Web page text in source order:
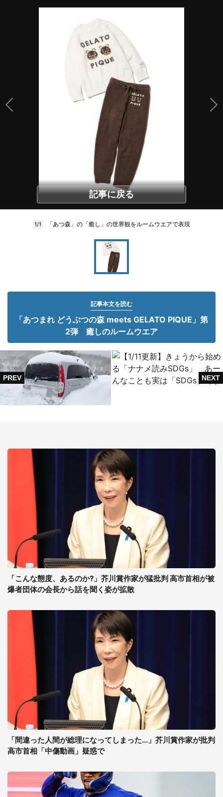
記事に戻る
1/1 「あつ森」の「癒し」の世界観をルームウエアで表現
記事本文を読む
「あつまれ どうぶつの森 meets GELATO PIQUE」第
2弾 癒しのルームウエア
「こんな態度、あるのか?」芥川賞作家が猛批判 高市首相が被
爆者団体の会長から話を聞く姿が拡散
「間違った人間が総理になってしまった...」芥川賞作家が批判
高市首相「中傷動画」疑惑で